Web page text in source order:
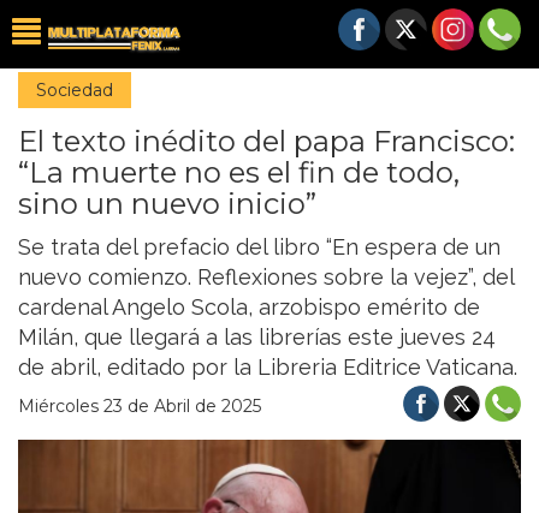
Sociedad
El texto inédito del papa Francisco:
“La muerte no es el fin de todo,
sino un nuevo inicio”
Se trata del prefacio del libro “En espera de un
nuevo comienzo. Reflexiones sobre la vejez”, del
cardenal Angelo Scola, arzobispo emérito de
Milán, que llegará a las librerías este jueves 24
de abril, editado por la Libreria Editrice Vaticana.
Miércoles 23 de Abril de 2025